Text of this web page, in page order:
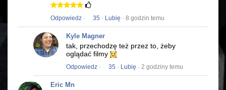
Odpowiedz · 35 · Lubię · 8 godzin temu
Kyle Magner
tak, przechodzę też przez to, żeby
oglądać filmy
Odpowiedz · 35 · Lubię · 2 godziny temu
Eric Mn